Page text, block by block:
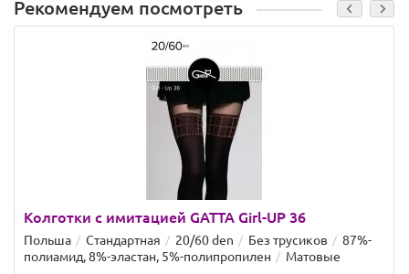
Рекомендуем посмотреть
Колготки с имитацией GATTA Girl-UP 36
Польша Стандартная 20/60 den Без трусиков
87%-
полиамид, 8%-эластан, 5%-полипропилен
Матовые